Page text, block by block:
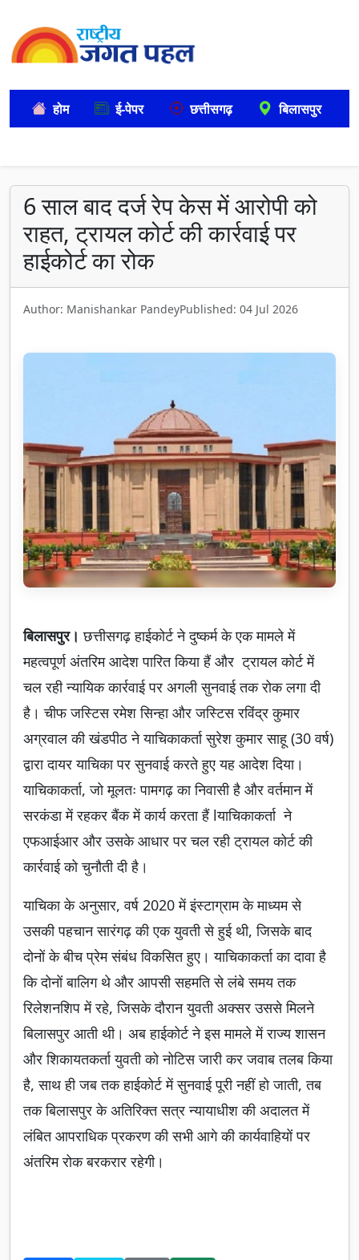
होम ई-पेपर छत्तीसगढ़ बिलासपुर
6 साल बाद दर्ज रेप केस में आरोपी को
राहत, ट्रायल कोर्ट की कार्रवाई पर
हाईकोर्ट का रोक
Author: Manishankar PandeyPublished: 04 Jul 2026
बिलासपुर।छत्तीसगढ़ हाईकोर्ट ने दुष्कर्म के एक मामले में
महत्वपूर्ण अंतरिम आदेश पारित किया हैं और ट्रायल कोर्ट में
चल रही न्यायिक कार्रवाई पर अगली सुनवाई तक रोक लगा दी
है। चीफ जस्टिस रमेश सिन्हा और जस्टिस रविंद्र कुमार
अग्रवाल की खंडपीठ ने याचिकाकर्ता सुरेश कुमार साहू (30 वर्ष)
द्वारा दायर याचिका पर सुनवाई करते हुए यह आदेश दिया।
याचिकाकर्ता, जो मूलतः पामगढ़ का निवासी है और वर्तमान में
सरकंडा में रहकर बैंक में कार्य करता हैं lयाचिकाकर्ता ने
एफआईआर और उसके आधार पर चल रही ट्रायल कोर्ट की
कार्रवाई को चुनौती दी है।
याचिका के अनुसार, वर्ष 2020 में इंस्टाग्राम के माध्यम से
उसकी पहचान सारंगढ़ की एक युवती से हुई थी, जिसके बाद
दोनों के बीच प्रेम संबंध विकसित हुए। याचिकाकर्ता का दावा है
कि दोनों बालिग थे और आपसी सहमति से लंबे समय तक
रिलेशनशिप में रहे, जिसके दौरान युवती अक्सर उससे मिलने
बिलासपुर आती थी। अब हाईकोर्ट ने इस मामले में राज्य शासन
और शिकायतकर्ता युवती को नोटिस जारी कर जवाब तलब किया
है, साथ ही जब तक हाईकोर्ट में सुनवाई पूरी नहीं हो जाती, तब
तक बिलासपुर के अतिरिक्त सत्र न्यायाधीश की अदालत में
लंबित आपराधिक प्रकरण की सभी आगे की कार्यवाहियों पर
अंतरिम रोक बरकरार रहेगी।